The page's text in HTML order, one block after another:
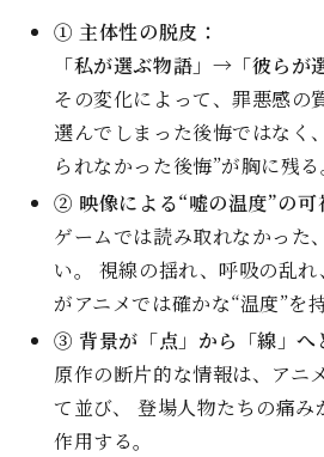
① 主体性の脱皮：
「私が選ぶ物語」→「彼らが
その変化によって、罪悪感の
選んでしまった後悔ではなく
られなかった後悔”が胸に残る
② 映像による“嘘の温度”の可
ゲームでは読み取れなかった
い。 視線の揺れ、呼吸の乱
がアニメでは確かな“温度”を持
③ 背景が「点」から「線」へ
原作の断片的な情報は、アニ
て並び、 登場人物たちの痛み
作用する。